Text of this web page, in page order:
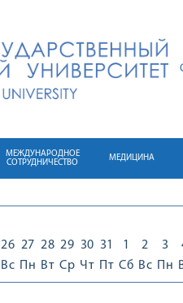
МЕЖДУНАРОДНОЕ
СОТРУДНИЧЕСТВО
МЕДИЦИНА
26
Вс
27
Пн
28
Вт
29
Ср
30
Чт
31
Пт
1
Сб
2
Вс
3
Пн